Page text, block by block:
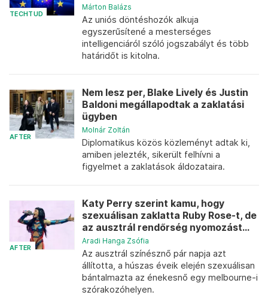
TECHTUD
Márton Balázs
Az uniós döntéshozók alkuja
egyszerűsítené a mesterséges
intelligenciáról szóló jogszabályt és több
határidőt is kitolna.
AFTER
Nem lesz per, Blake Lively és Justin
Baldoni megállapodtak a zaklatási
ügyben
Molnár Zoltán
Diplomatikus közös közleményt adtak ki,
amiben jelezték, sikerült felhívni a
figyelmet a zaklatások áldozataira.
AFTER
Katy Perry szerint kamu, hogy
szexuálisan zaklatta Ruby Rose-t, de
az ausztrál rendőrség nyomozást...
Aradi Hanga Zsófia
Az ausztrál színésznő pár napja azt
állította, a húszas éveik elején szexuálisan
bántalmazta az énekesnő egy melbourne-i
szórakozóhelyen.